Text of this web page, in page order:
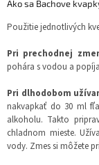
Ako sa Bachove
Použitie jednotlivých
Pri prechodnej
pohára s vodou a
Pri dlhodobom
nakvapkať do 30 ml
alkoholu. Takto
chladnom mieste.
vody. Zmes si môžete